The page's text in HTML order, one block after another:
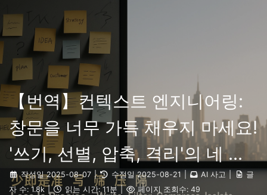
AI 변혁으로 가는 길
링크 🇰🇷 한국어
【번역】컨텍스트 엔지니어링:
창문을 너무 가득 채우지 마세요!
'쓰기, 선별, 압축, 격리'의 네 단
계로 혼란을 피하고, 소음을 차단
작성일 2025-08-07 | 수정일 2025-08-21 AI 사고
글
자 수: 1.8k | 읽는 시간: 11분 페이지 조회수: 49